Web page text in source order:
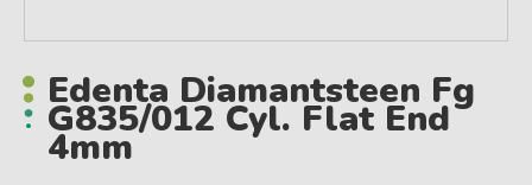
Edenta Diamantsteen Fg
G835/012 Cyl. Flat End
4mm